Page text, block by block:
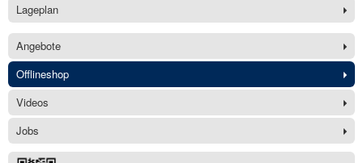
Lageplan
Angebote
Offlineshop
Videos
Jobs